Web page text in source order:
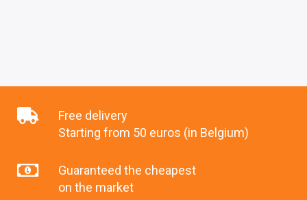
Free delivery
Starting from 50 euros (in Belgium)
Guaranteed the cheapest
on the market